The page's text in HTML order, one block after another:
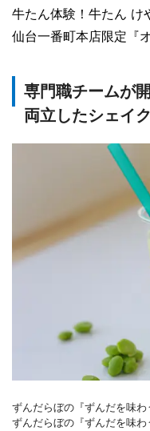
牛たん体験！牛たん け
仙台一番町本店限定『
専門職チームが
両立したシェイク
ずんだらぼの『ずんだを味わ
ずんだらぼの『ずんだを味